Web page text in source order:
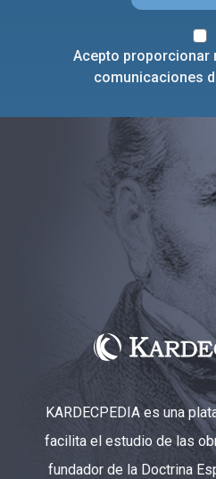
Acepto proporcionar
comunicaciones
KARDECPEDIA es una
facilita el estudio de las
fundador de la Doctrina